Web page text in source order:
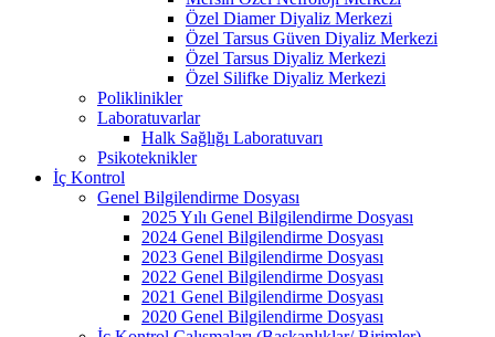
Özel Diamer Diyaliz Merkezi
Özel Tarsus Güven Diyaliz Merkezi
Özel Tarsus Diyaliz Merkezi
Özel Silifke Diyaliz Merkezi
Poliklinikler
Laboratuvarlar
Halk Sağlığı Laboratuvarı
Psikoteknikler
İç Kontrol
Genel Bilgilendirme Dosyası
2025 Yılı Genel Bilgilendirme Dosyası
2024 Genel Bilgilendirme Dosyası
2023 Genel Bilgilendirme Dosyası
2022 Genel Bilgilendirme Dosyası
2021 Genel Bilgilendirme Dosyası
2020 Genel Bilgilendirme Dosyası